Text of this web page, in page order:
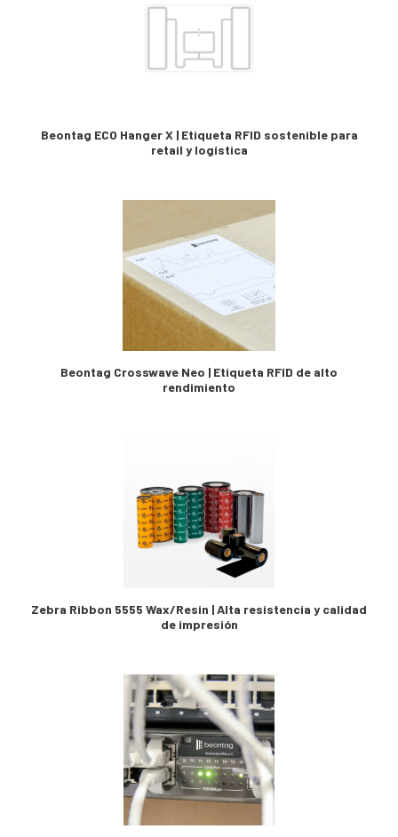
Beontag ECO Hanger X | Etiqueta RFID sostenible para
retail y logística
Beontag Crosswave Neo | Etiqueta RFID de alto
rendimiento
Zebra Ribbon 5555 Wax/Resin | Alta resistencia y calidad
de impresión